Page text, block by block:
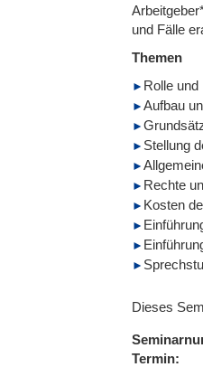
und Fälle
Themen
Rolle
Aufbau
Stellung
Rechte
Kosten
Dieses
Termin